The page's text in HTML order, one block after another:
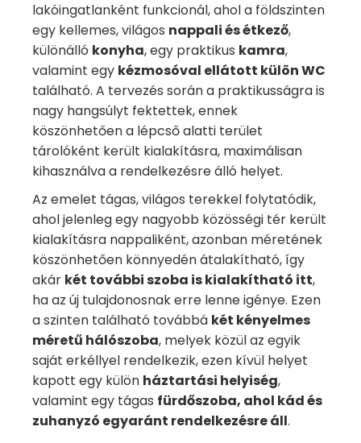
lakóingatlanként funkcionál, ahol a földszinten
egy kellemes, világos nappali és étkező,
különálló konyha, egy praktikus kamra,
valamint egy kézmosóval ellátott külön WC
található. A tervezés során a praktikusságra is
nagy hangsúlyt fektettek, ennek
köszönhetően a lépcső alatti terület
tárolóként került kialakításra, maximálisan
kihasználva a rendelkezésre álló helyet.
Az emelet tágas, világos terekkel folytatódik,
ahol jelenleg egy nagyobb közösségi tér került
kialakításra nappaliként, azonban méretének
köszönhetően könnyedén átalakítható, így
akár két további szoba is kialakítható itt,
ha az új tulajdonosnak erre lenne igénye. Ezen
a szinten található továbbá két kényelmes
méretű hálószoba, melyek közül az egyik
saját erkéllyel rendelkezik, ezen kívül helyet
kapott egy külön háztartási helyiség,
valamint egy tágas fürdőszoba, ahol kád és
zuhanyzó egyaránt rendelkezésre áll.